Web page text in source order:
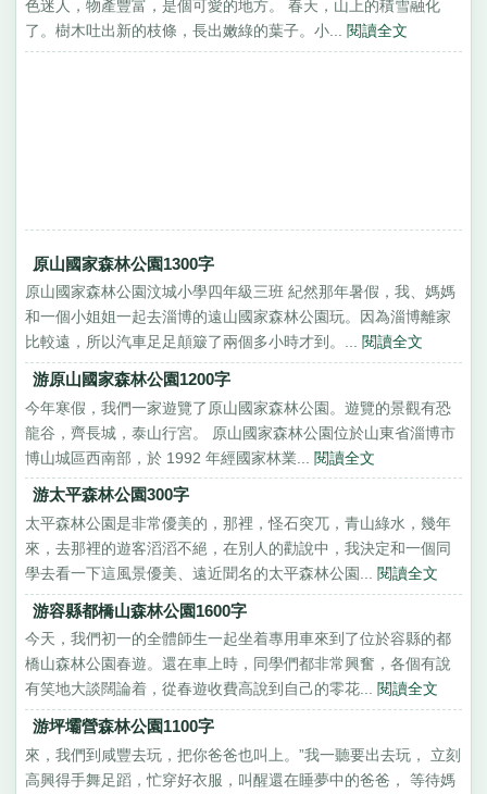
色迷人，物產豐富，是個可愛的地方。 春天，山上的積雪融化
了。樹木吐出新的枝條，長出嫩綠的葉子。小... 閱讀全文
原山國家森林公園1300字
原山國家森林公園汶城小學四年級三班 紀然那年暑假，我、媽媽
和一個小姐姐一起去淄博的遠山國家森林公園玩。因為淄博離家
比較遠，所以汽車足足顛簸了兩個多小時才到。... 閱讀全文
游原山國家森林公園1200字
今年寒假，我們一家遊覽了原山國家森林公園。遊覽的景觀有恐
龍谷，齊長城，泰山行宮。 原山國家森林公園位於山東省淄博市
博山城區西南部，於 1992 年經國家林業... 閱讀全文
游太平森林公園300字
太平森林公園是非常優美的，那裡，怪石突兀，青山綠水，幾年
來，去那裡的遊客滔滔不絕，在別人的勸說中，我決定和一個同
學去看一下這風景優美、遠近聞名的太平森林公園... 閱讀全文
游容縣都橋山森林公園1600字
今天，我們初一的全體師生一起坐着專用車來到了位於容縣的都
橋山森林公園春遊。還在車上時，同學們都非常興奮，各個有說
有笑地大談闊論着，從春遊收費高說到自己的零花... 閱讀全文
游坪壩營森林公園1100字
來，我們到咸豐去玩，把你爸爸也叫上。”我一聽要出去玩， 立刻
高興得手舞足蹈，忙穿好衣服，叫醒還在睡夢中的爸爸， 等待媽